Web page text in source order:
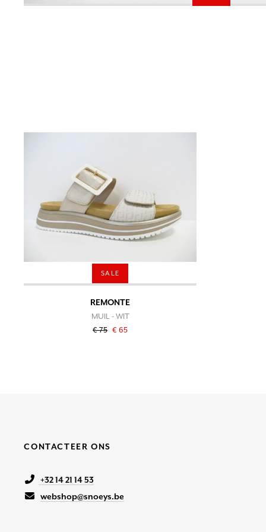
SALE
REMONTE
MUIL - WIT
€ 75 € 65
CONTACTEER ONS
+32 14 21 14 53
webshop@snoeys.be